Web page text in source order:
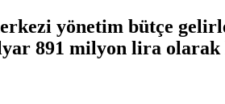
yönetim bütçe
891 milyon lira olarak